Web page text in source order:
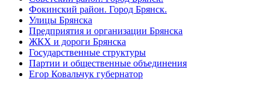
Фокинский район. Город Брянск.
Улицы Брянска
Предприятия и организации Брянска
ЖКХ и дороги Брянска
Государственные структуры
Партии и общественные объединения
Егор Ковальчук губернатор